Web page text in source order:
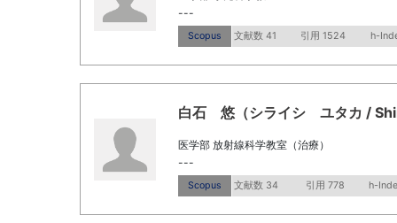
---
Scopus 文献数 41 引用 1524 h-
白石 悠（シライシ ユタカ /
医学部 放射線科学教室（治療）
---
Scopus 文献数 34 引用 778 h-